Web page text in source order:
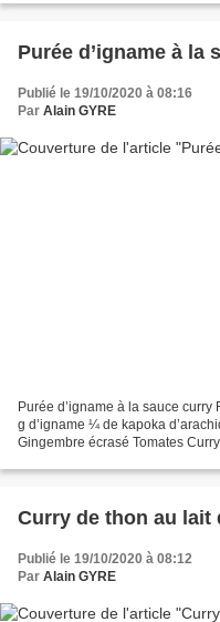
Purée d’igname à la
Publié le 19/10/2020 à 08:16
Par Alain GYRE
Purée d’igname à la sauce
g d’igname ¼ de kapoka
Gingembre écrasé Tomates
Curry de thon au lait
Publié le 19/10/2020 à 08:12
Par Alain GYRE